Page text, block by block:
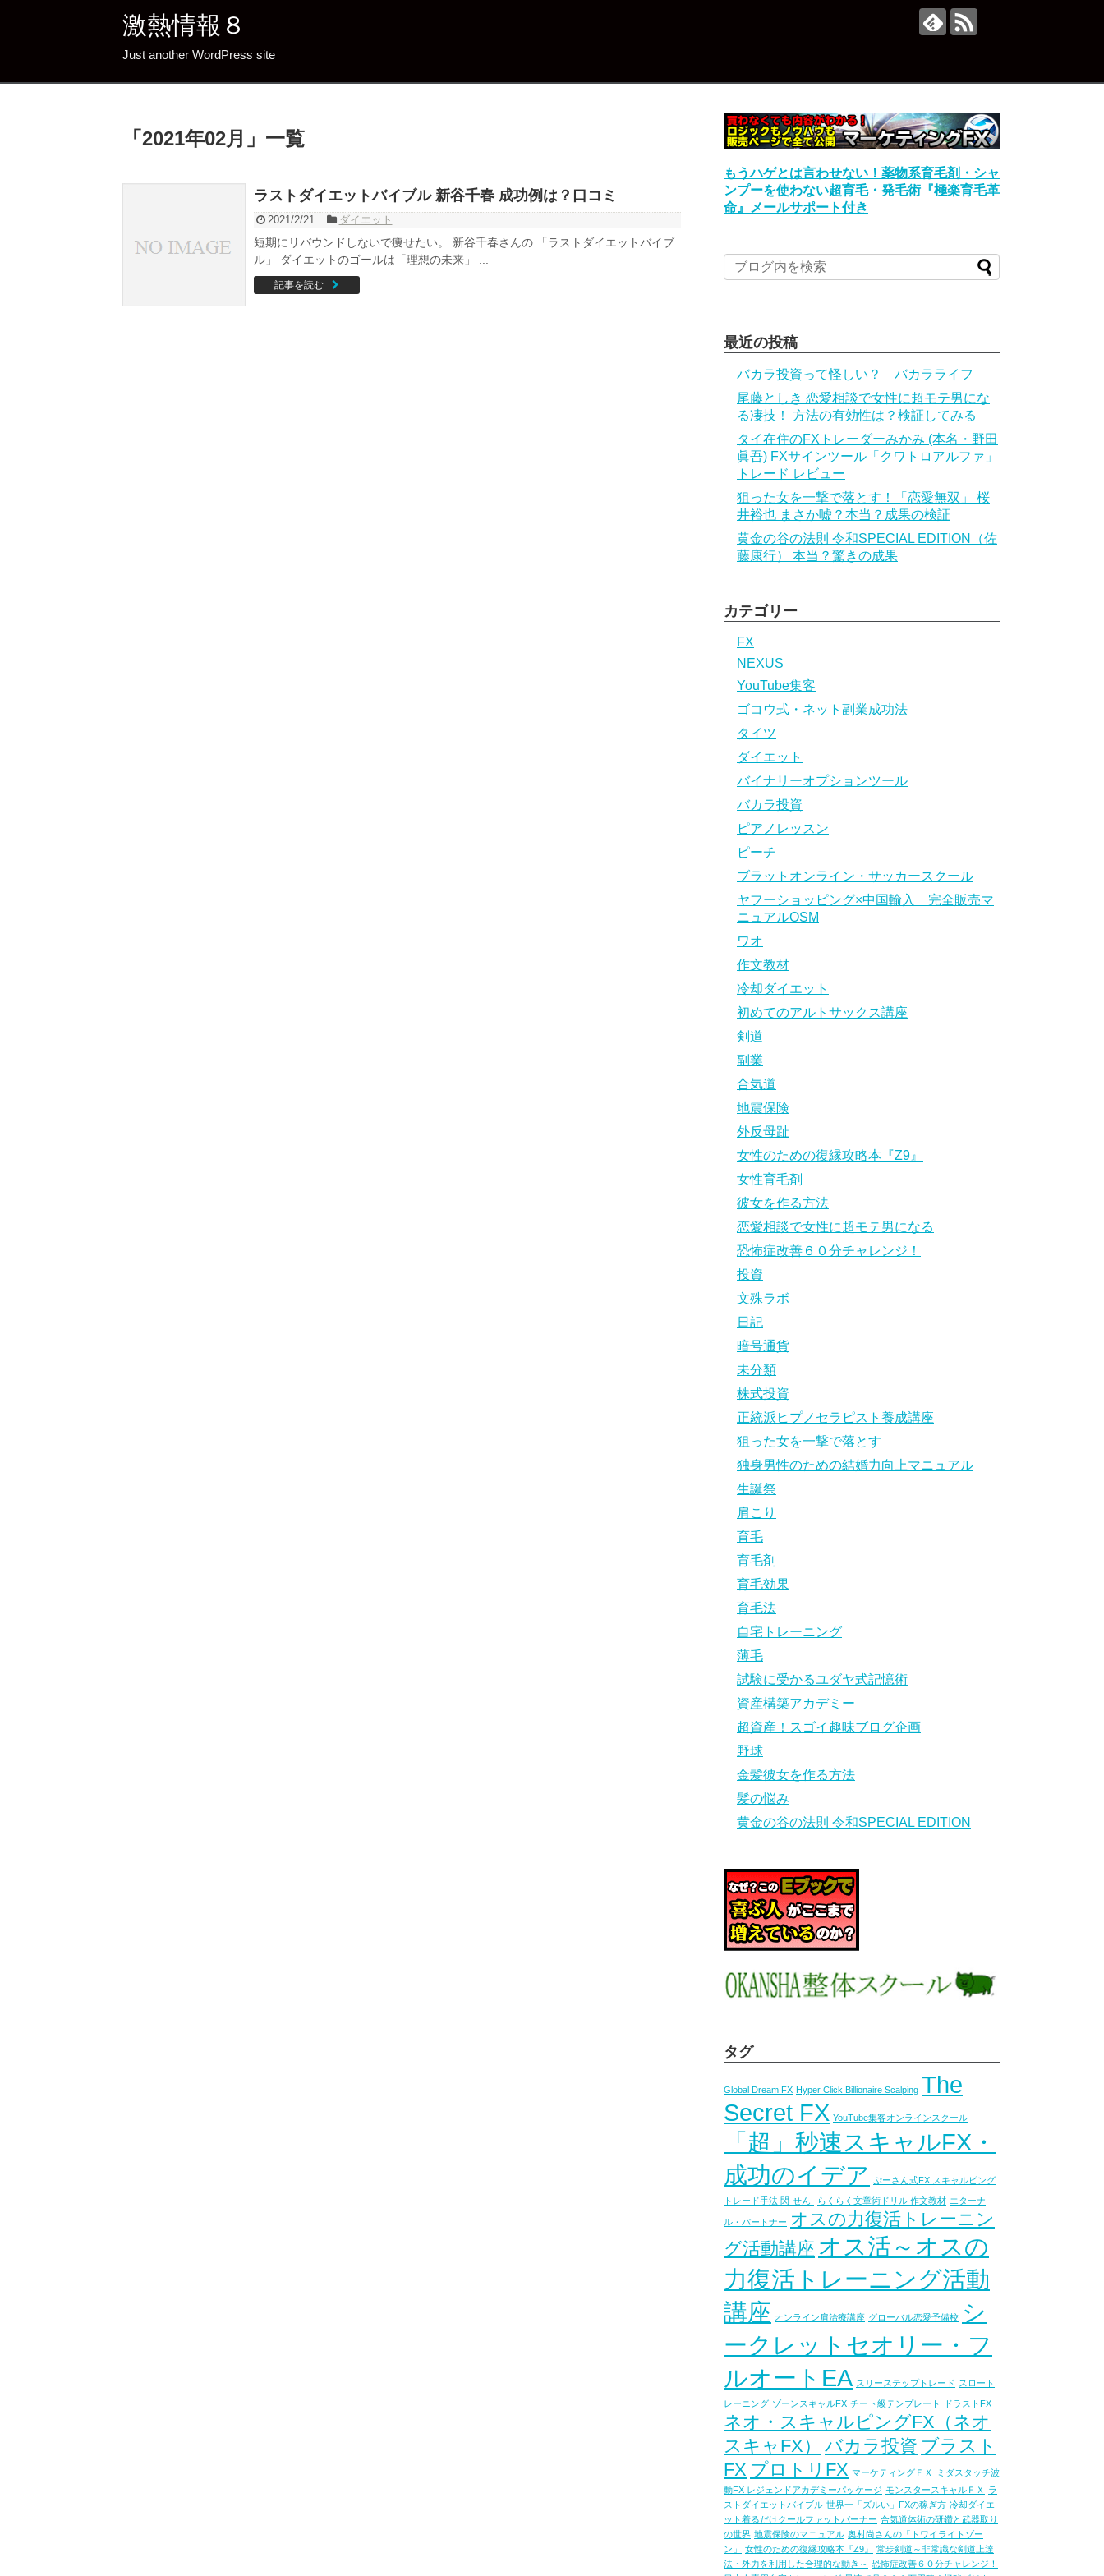
激熱情報８
Just another WordPress site
「 2021年02月 」 一覧
ラストダイエットバイブル 新谷千春 成功例は？口コミ
2021/2/21 ダイエット
短期にリバウンドしないで痩せたい。 新谷千春さんの 「ラストダイエットバイブ
ル」 ダイエットのゴールは「理想の未来」 ...
記事を読む
もうハゲとは言わせない！薬物系育毛剤・シャ
ンプーを使わない超育毛・発毛術『極楽育毛革
命』メールサポート付き
最近の投稿
バカラ投資って怪しい？ バカラライフ
尾藤としき 恋愛相談で女性に超モテ男にな
る凄技！ 方法の有効性は？検証してみる
タイ在住のFXトレーダーみかみ (本名・野田
眞吾) FXサインツール「クワトロアルファ」
トレード レビュー
狙った女を一撃で落とす！「恋愛無双」 桜
井裕也 まさか嘘？本当？成果の検証
黄金の谷の法則 令和SPECIAL EDITION（佐
藤康行） 本当？驚きの成果
カテゴリー
FX
NEXUS
YouTube集客
ゴコウ式・ネット副業成功法
タイツ
ダイエット
バイナリーオプションツール
バカラ投資
ピアノレッスン
ピーチ
ブラットオンライン・サッカースクール
ヤフーショッピング×中国輸入 完全販売マ
ニュアルOSM
ワオ
作文教材
冷却ダイエット
初めてのアルトサックス講座
剣道
副業
合気道
地震保険
外反母趾
女性のための復縁攻略本『Z9』
女性育毛剤
彼女を作る方法
恋愛相談で女性に超モテ男になる
恐怖症改善６０分チャレンジ！
投資
文殊ラボ
日記
暗号通貨
未分類
株式投資
正統派ヒプノセラピスト養成講座
狙った女を一撃で落とす
独身男性のための結婚力向上マニュアル
生誕祭
肩こり
育毛
育毛剤
育毛効果
育毛法
自宅トレーニング
薄毛
試験に受かるユダヤ式記憶術
資産構築アカデミー
超資産！スゴイ趣味ブログ企画
野球
金髪彼女を作る方法
髪の悩み
黄金の谷の法則 令和SPECIAL EDITION
タグ
Global Dream FX Hyper Click Billionaire Scalping The
Secret FX YouTube集客オンラインスクール
「超」秒速スキャルFX・
成功のイデア ぷーさん式FX スキャルピング
トレード手法 閃-せん- らくらく文章術ドリル 作文教材 エターナ
ル・パートナー オスの力復活トレーニン
グ活動講座 オス活～オスの
力復活トレーニング活動
講座 オンライン肩治療講座 グローバル恋愛予備校 シ
ークレットセオリー・フ
ルオートEA スリーステップトレード スロート
レーニング ゾーンスキャルFX チート級テンプレート ドラストFX
ネオ・スキャルピングFX（ネオ
スキャFX）
バカラ投資 ブラスト
FX プロトリFX マーケティングＦＸ
ミダスタッチ波
動FX レジェンドアカデミーパッケージ モンスタースキャルＦＸ
ラ
ストダイエットバイブル 世界一「ズルい」FXの稼ぎ方 冷却ダイエ
ット着るだけクールファットバーナー 合気道体術の研鑽と武器取り
の世界 地震保険のマニュアル 奥村尚さんの「トワイライトゾー
ン」
女性のための復縁攻略本『Z9』
常歩剣道～非常識な剣道上達
法・外力を利用した合理的な動き～ 恐怖症改善６０分チャレンジ！